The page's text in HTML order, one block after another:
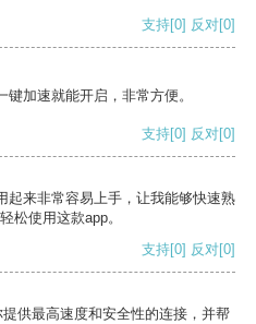
支持[0] 反对[0]
加速就能开启，非常方便。
支持[0] 反对[0]
起来非常容易上手，让我能够快速熟
松使用这款app。
支持[0] 反对[0]
供最高速度和安全性的连接，并帮